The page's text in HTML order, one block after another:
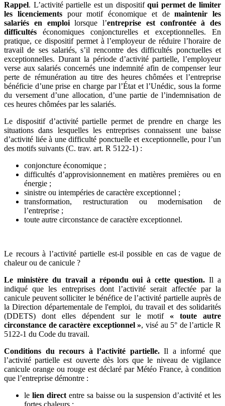
Rappel. L’activité partielle est un dispositifqui permet de limiter
les licenciementspour motif économique et de maintenir les
salariés en emploilorsque l’entreprise est confrontée à des
difficultés économiques conjoncturelles et exceptionnelles. En
pratique, ce dispositif permet à l’employeur de réduire l’horaire de
travail de ses salariés, s’il rencontre des difficultés ponctuelles et
exceptionnelles. Durant la période d’activité partielle, l’employeur
verse aux salariés concernés une indemnité afin de compenser leur
perte de rémunération au titre des heures chômées et l’entreprise
bénéficie d’une prise en charge par l’État et l’Unédic, sous la forme
du versement d’une allocation, d’une partie de l’indemnisation de
ces heures chômées par les salariés.
Le dispositif d’activité partielle permet de prendre en charge les
situations dans lesquelles les entreprises connaissent une baisse
d’activité liée à une difficulté ponctuelle et exceptionnelle, pour l’un
des motifs suivants (C. trav. art. R 5122-1) :
conjoncture économique ;
difficultés d’approvisionnement en matières premières ou en
énergie ;
sinistre ou intempéries de caractère exceptionnel ;
transformation, restructuration ou modernisation de
l’entreprise ;
toute autre circonstance de caractère exceptionnel.
Le recours à l’activité partielle est-il possible en cas de vague de
chaleur ou de canicule ?
Le ministère du travail a répondu oui à cette question. Il a
indiqué que les entreprises dont l’activité serait affectée par la
canicule peuvent solliciter le bénéfice de l’activité partielle auprès de
la Direction départementale de l'emploi, du travail et des solidarités
(DDETS) dont elles dépendent sur le motif « toute autre
circonstance de caractère exceptionnel », visé au 5° de l’article R
5122-1 du Code du travail.
Conditions du recours à l’activité partielle.Il a informé que
l’activité partielle est ouverte dès lors que le niveau de vigilance
canicule orange ou rouge est déclaré par Météo France, à condition
que l’entreprise démontre :
le lien directentre sa baisse ou la suspension d’activité et les